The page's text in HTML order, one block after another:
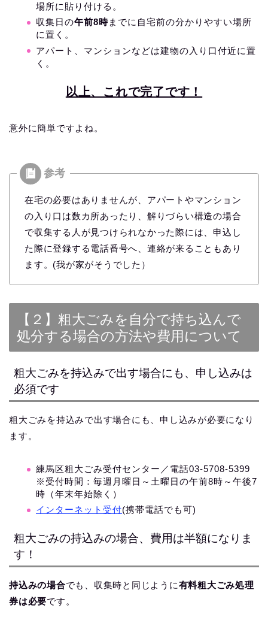
場所に貼り付ける。
収集日の午前8時までに自宅前の分かりやすい場所
に置く。
アパート、マンションなどは建物の入り口付近に置
く。
以上、これで完了です！
意外に簡単ですよね。
在宅の必要はありませんが、アパートやマンション
の入り口は数カ所あったり、解りづらい構造の場合
で収集する人が見つけられなかった際には、申込し
た際に登録する電話番号へ、連絡が来ることもあり
ます。(我が家がそうでした）
【２】粗大ごみを自分で持ち込んで
処分する場合の方法や費用について
粗大ごみを持込みで出す場合にも、申し込みは
必須です
粗大ごみを持込みで出す場合にも、申し込みが必要になり
ます。
練馬区粗大ごみ受付センター／電話03‐5708‐5399
※受付時間：毎週月曜日～土曜日の午前8時～午後7
時（年末年始除く）
インターネット受付(携帯電話でも可)
粗大ごみの持込みの場合、費用は半額になりま
す！
持込みの場合でも、収集時と同じように有料粗大ごみ処理
券は必要です。